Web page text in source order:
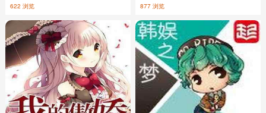
622 浏览 877 浏览